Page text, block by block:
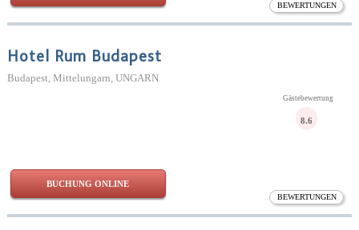
BEWERTUNGEN
Hotel Rum Budapest
Budapest, Mittelungarn, UNGARN
BEWERTUNGEN
Gästebewertung
8.6
BUCHUNG ONLINE